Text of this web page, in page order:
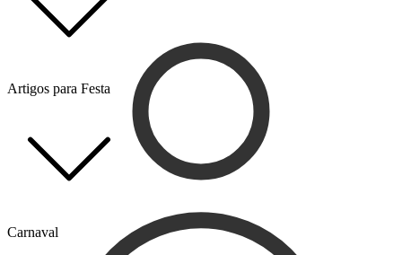
Artigos para Festa
Carnaval